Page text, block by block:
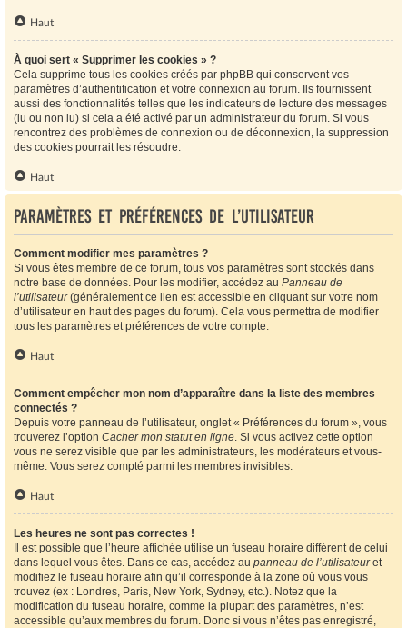
Haut
À quoi sert « Supprimer les cookies » ?
Cela supprime tous les cookies créés par phpBB qui conservent vos
paramètres d’authentification et votre connexion au forum. Ils fournissent
aussi des fonctionnalités telles que les indicateurs de lecture des messages
(lu ou non lu) si cela a été activé par un administrateur du forum. Si vous
rencontrez des problèmes de connexion ou de déconnexion, la suppression
des cookies pourrait les résoudre.
Haut
Paramètres et préférences de l’utilisateur
Comment modifier mes paramètres ?
Si vous êtes membre de ce forum, tous vos paramètres sont stockés dans
notre base de données. Pour les modifier, accédez au Panneau de
l’utilisateur(généralement ce lien est accessible en cliquant sur votre nom
d’utilisateur en haut des pages du forum). Cela vous permettra de modifier
tous les paramètres et préférences de votre compte.
Haut
Comment empêcher mon nom d’apparaître dans la liste des membres
connectés ?
Depuis votre panneau de l’utilisateur, onglet « Préférences du forum », vous
trouverez l’option Cacher mon statut en ligne. Si vous activez cette option
vous ne serez visible que par les administrateurs, les modérateurs et vous-
même. Vous serez compté parmi les membres invisibles.
Haut
Les heures ne sont pas correctes !
Il est possible que l’heure affichée utilise un fuseau horaire différent de celui
dans lequel vous êtes. Dans ce cas, accédez au panneau de l’utilisateuret
modifiez le fuseau horaire afin qu’il corresponde à la zone où vous vous
trouvez (ex : Londres, Paris, New York, Sydney, etc.). Notez que la
modification du fuseau horaire, comme la plupart des paramètres, n’est
accessible qu’aux membres du forum. Donc si vous n’êtes pas enregistré,